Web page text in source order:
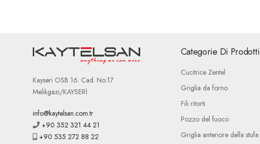
Kayseri OSB 16. Cad. No:17
Melikgazi/KAYSERİ
info@kaytelsan.com.tr
+90 352 321 44 21
+90 535 272 88 22
Categorie Di Prodotti
Cucitrice Zentel
Griglia da forno
Fili ritorti
Pozzo del fuoco
Griglia anteriore della stufa